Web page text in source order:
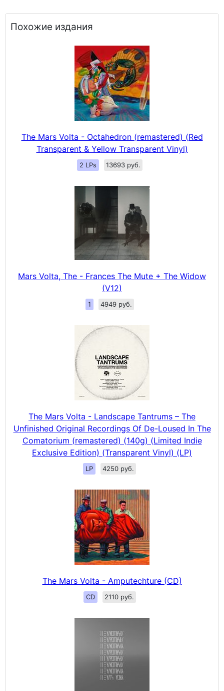
Похожие издания
The Mars Volta - Octahedron (remastered) (Red
Transparent & Yellow Transparent Vinyl)
2 LPs 13693 руб.
Mars Volta, The - Frances The Mute + The Widow
(V12)
1 4949 руб.
The Mars Volta - Landscape Tantrums – The
Unfinished Original Recordings Of De-Loused In The
Comatorium (remastered) (140g) (Limited Indie
Exclusive Edition) (Transparent Vinyl) (LP)
LP 4250 руб.
The Mars Volta - Amputechture (CD)
CD 2110 руб.